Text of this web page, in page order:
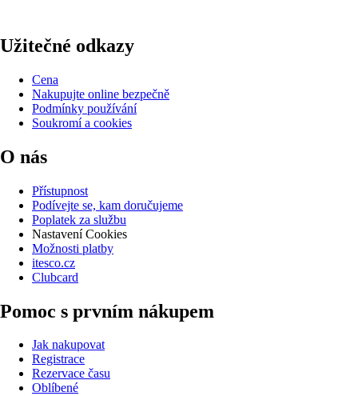
Užitečné odkazy
Cena
Nakupujte online bezpečně
Podmínky používání
Soukromí a cookies
O nás
Přístupnost
Podívejte se, kam doručujeme
Poplatek za službu
Nastavení Cookies
Možnosti platby
itesco.cz
Clubcard
Pomoc s prvním nákupem
Jak nakupovat
Registrace
Rezervace času
Oblíbené